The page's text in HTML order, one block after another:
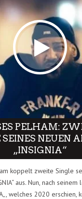
PELHAM:
SEINES NEUEN
„INSIGNIA“
koppelt zweite Single
aus. Nun, nach
welches 2020 erschien,